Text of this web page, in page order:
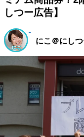
しつー広告】
にこ＠にし